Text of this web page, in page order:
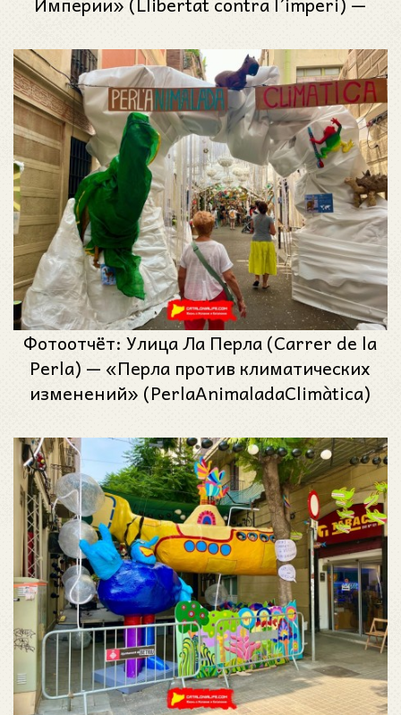
Major de Gràcia 2025)
Фотоотчёт: Улица Ла Перла (Carrer de la
Perla) — «Перла против климатических
изменений» (PerlaAnimaladaClimàtica)
Major de Gràcia 2025)